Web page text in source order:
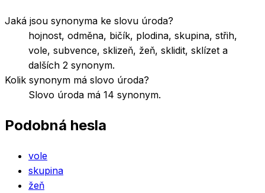
Jaká jsou synonyma ke slovu úroda?
hojnost, odměna, bičík, plodina, skupina, střih,
vole, subvence, sklizeň, žeň, sklidit, sklízet a
dalších 2 synonym.
Kolik synonym má slovo úroda?
Slovo úroda má 14 synonym.
Podobná hesla
vole
skupina
žeň